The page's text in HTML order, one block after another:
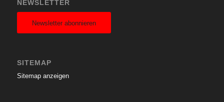
NEWSLETTER
Newsletter abonnieren
SITEMAP
Sitemap anzeigen